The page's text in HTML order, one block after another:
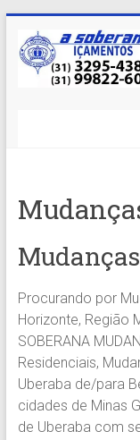
content
A
MELHOR
em
Içamentos
em
BH
e
Região.
Segurança,
Procurando por
Horizonte, Região
SOBERANA
Residenciais,
Uberaba de/para
cidades de Minas
de Uberaba com